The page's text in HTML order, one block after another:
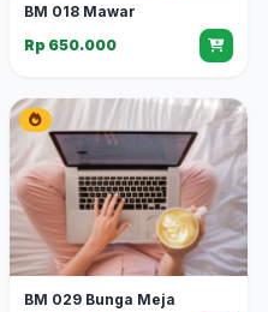
BM 018 Mawar
Rp 650.000
BM 029 Bunga Meja